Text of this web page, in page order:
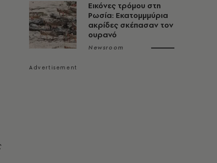
Εικόνες τρόμου στη
Ρωσία: Εκατομμμύρια
ακρίδες σκέπασαν τον
ουρανό
Newsroom